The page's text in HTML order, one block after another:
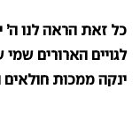
כל זאת הראה לנו
לגויים הארורים
ינקה ממכות חולאים